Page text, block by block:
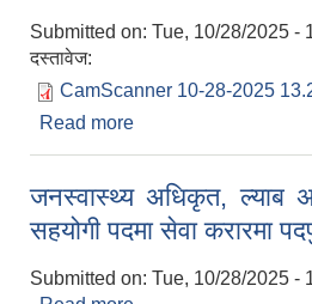
Submitted on: Tue, 10/28/2025 -
दस्तावेज:
CamScanner 10-28-2025
Read more
जनस्वास्थ्य अधिकृत, ल्याब
सहयोगी पदमा सेवा करारमा
Submitted on: Tue, 10/28/2025 -